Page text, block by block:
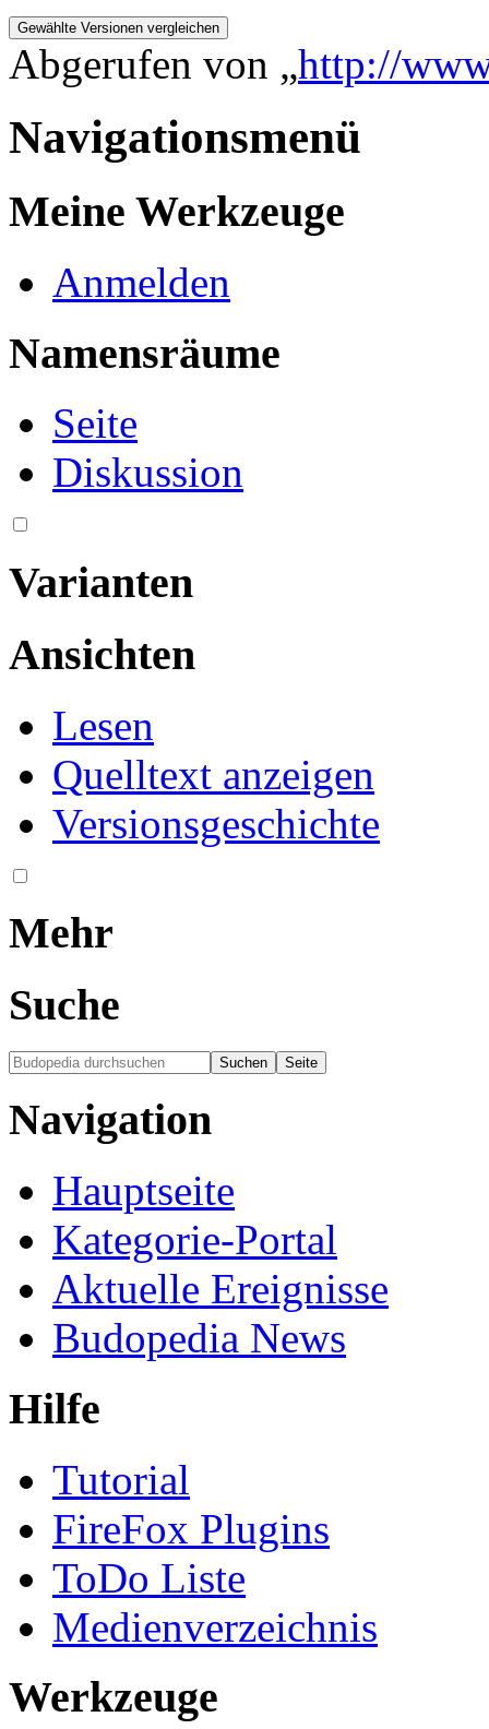
Abgerufen von „http://
Navigationsmenü
Meine Werkzeuge
Anmelden
Namensräume
Seite
Diskussion
Varianten
Ansichten
Lesen
Quelltext anzeigen
Versionsgeschichte
Mehr
Suche
Navigation
Hauptseite
Kategorie-Portal
Aktuelle Ereignisse
Budopedia News
Hilfe
Tutorial
FireFox Plugins
ToDo Liste
Medienverzeichnis
Werkzeuge